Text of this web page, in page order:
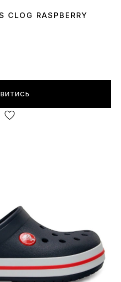
CLOG RASPBERRY